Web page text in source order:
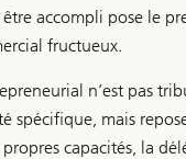
accompli pose le
fructueux.
n’est pas
spécifique, mais
propres capacités, la